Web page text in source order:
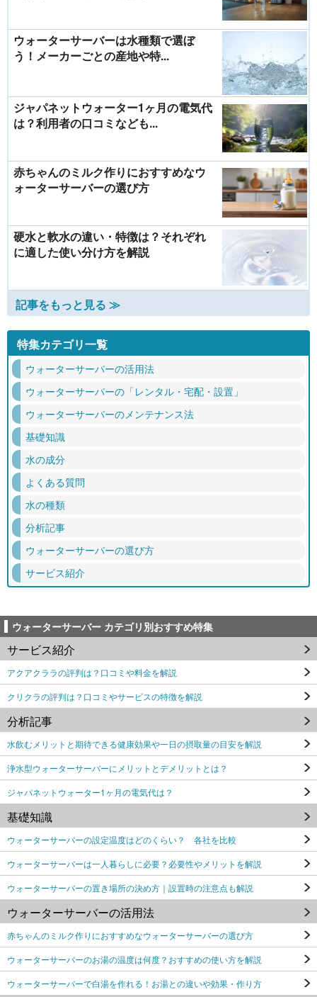
ウォーターサーバーは水種類で選ぼ
う！メーカーごとの産地や特...
ジャパネットウォーター1ヶ月の電気代
は？利用者の口コミなども...
赤ちゃんのミルク作りにおすすめなウ
ォーターサーバーの選び方
硬水と軟水の違い・特徴は？それぞれ
に適した使い分け方を解説
記事をもっと見る ≫
特集カテゴリ一覧
ウォーターサーバーの活用法
ウォーターサーバーの「レンタル・宅配・設置」
ウォーターサーバーのメンテナンス法
基礎知識
水の成分
よくある質問
水の種類
分析記事
ウォーターサーバーの選び方
サービス紹介
ウォーターサーバー カテゴリ別おすすめ特集
サービス紹介
アクアクララの評判は？口コミや料金を解説
クリクラの評判は？口コミやサービスの特徴を解説
分析記事
水飲むメリットと期待できる健康効果や一日の摂取量の目安を解説
浄水型ウォーターサーバーにメリットとデメリットとは？
ジャパネットウォーター1ヶ月の電気代は？
基礎知識
ウォーターサーバーの設定温度はどのくらい？ 各社を比較
ウォーターサーバーは一人暮らしに必要？必要性やメリットを解説
ウォーターサーバーの置き場所の決め方｜設置時の注意点も解説
ウォーターサーバーの活用法
赤ちゃんのミルク作りにおすすめなウォーターサーバーの選び方
ウォーターサーバーのお湯の温度は何度？おすすめの使い方を解説
ウォーターサーバーで白湯を作れる！お湯との違いや効果・作り方